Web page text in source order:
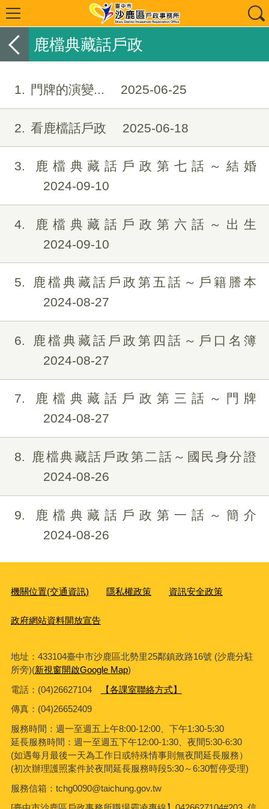
鹿檔典藏話戶政
1 門牌的演變... 2025-06-25
2 看鹿檔話戶政 2025-06-18
3
鹿檔典藏話戶政第七話～結婚
2024-09-10
4
鹿檔典藏話戶政第六話～出生
2024-09-10
5
鹿檔典藏話戶政第五話～戶籍謄本
2024-08-27
6
鹿檔典藏話戶政第四話～戶口名簿
2024-08-27
7
鹿檔典藏話戶政第三話～門牌
2024-08-27
8
鹿檔典藏話戶政第二話～國民身分證
2024-08-26
9
鹿檔典藏話戶政第一話～簡介
2024-08-26
機關位置(交通資訊) 隱私權政策 資訊安全政策
政府網站資料開放宣告
地址：433104臺中市沙鹿區北勢里25鄰鎮政路16號 (沙鹿分駐
所旁)(新視窗開啟Google Map)
電話：(04)26627104
【各課室聯絡方式】
傳真： (04)26652409
服務時間：週一至週五上午8:00-12:00、下午1:30-5:30
延長服務時間：週一至週五下午12:00-1:30、夜間5:30-6:30
(如遇每月最後一天為工作日或特殊情事則無夜間延長服務）
(初次辦理護照案件於夜間延長服務時段5:30～6:30暫停受理)
服務信箱：tchg0090@taichung.gov.tw